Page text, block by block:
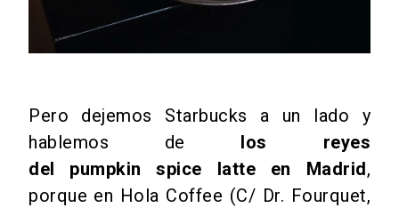
Pero dejemos Starbucks a un lado y
hablemos de
los reyes
del pumpkin spice latte en Madrid ,
porque en Hola Coffee (C/ Dr. Fourquet,